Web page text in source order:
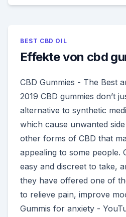
BEST CBD OIL
Effekte von cbd
CBD Gummies - The Best
2019 CBD gummies don’t
alternative to synthetic
which cause unwanted
other forms of CBD that
appealing to some people.
easy and discreet to take,
they have offered one of
to relieve pain, improve
Gummis for anxiety -